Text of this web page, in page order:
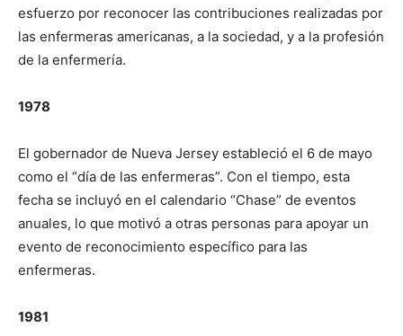
esfuerzo por reconocer las contribuciones realizadas por
las enfermeras americanas, a la sociedad, y a la profesión
de la enfermería.
1978
El gobernador de Nueva Jersey estableció el 6 de mayo
como el “día de las enfermeras”. Con el tiempo, esta
fecha se incluyó en el calendario “Chase” de eventos
anuales, lo que motivó a otras personas para apoyar un
evento de reconocimiento específico para las
enfermeras.
1981